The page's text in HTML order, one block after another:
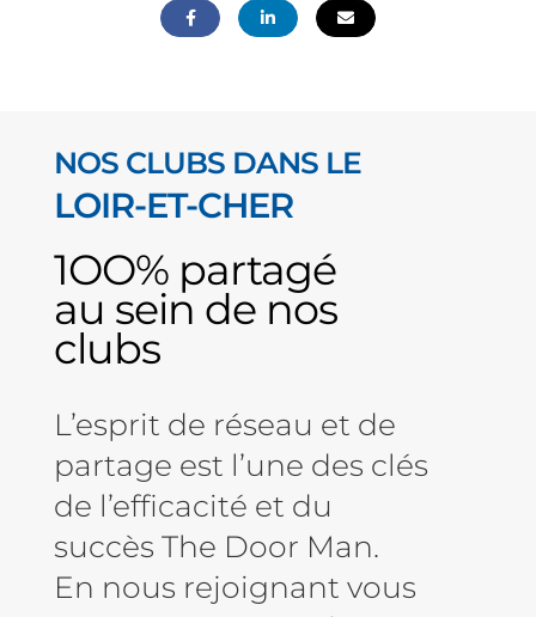
NOS CLUBS DANS LE
LOIR-ET-CHER
1OO% partagé
au sein de nos
clubs
L’esprit de réseau et de
partage est l’une des clés
de l’efficacité et du
succès The Door Man.
En nous rejoignant vous